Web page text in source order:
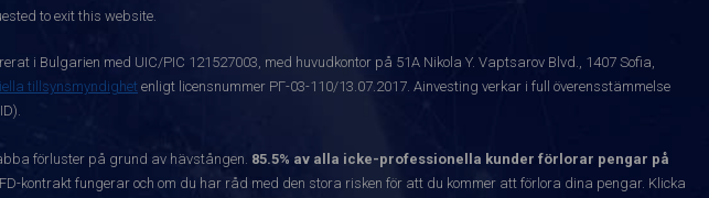
to exit this website.
i Bulgarien med UIC/PIC 121527003, med huvudkontor på 51A Nikola Y. Vaptsarov Blvd., 1407 Sofia,
tillsynsmyndighet enligt licensnummer РГ-03-110/13.07.2017. Ainvesting verkar i full överensstämmelse
förluster på grund av hävstången. 85.5% av alla icke-professionella kunder förlorar pengar på
kontrakt fungerar och om du har råd med den stora risken för att du kommer att förlora dina pengar. Klicka